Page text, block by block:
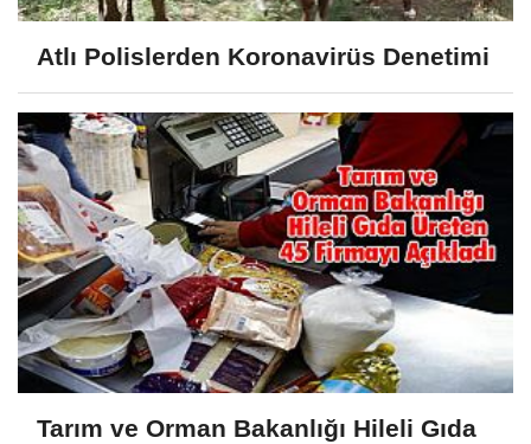
Atlı Polislerden Koronavirüs Denetimi
Tarım ve Orman Bakanlığı Hileli Gıda